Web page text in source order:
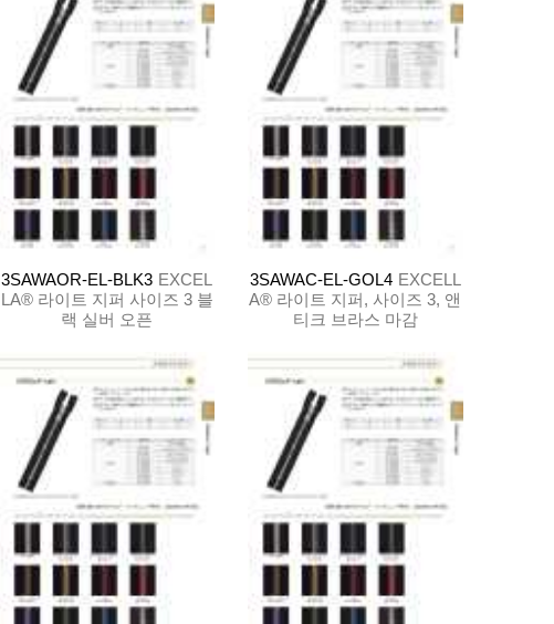
3SAWAOR-EL-BLK3 EXCEL
LA® 라이트 지퍼 사이즈 3 블
랙 실버 오픈
3SAWAC-EL-GOL4 EXCELL
A® 라이트 지퍼, 사이즈 3, 앤
티크 브라스 마감